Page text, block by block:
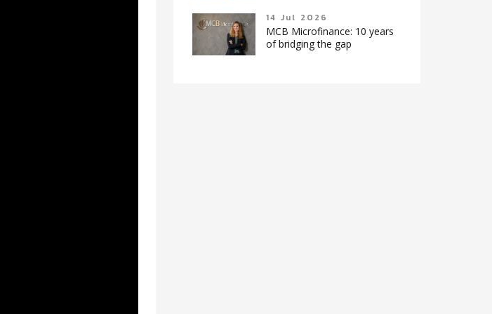
14 Jul 2026
MCB Microfinance: 10 years
of bridging the gap